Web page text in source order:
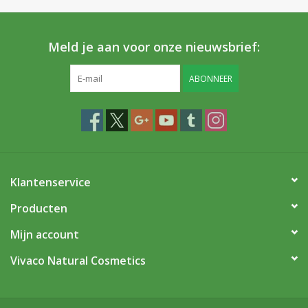
Meld je aan voor onze nieuwsbrief:
ABONNEER
Klantenservice
Producten
Mijn account
Vivaco Natural Cosmetics